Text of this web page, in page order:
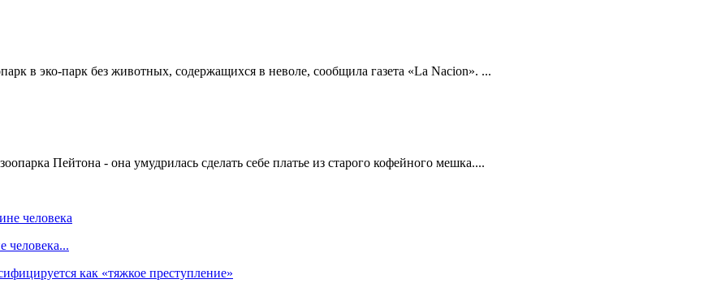
в эко-парк без животных, содержащихся в неволе, сообщила газета «La Nacion». ...
Пейтона - она умудрилась сделать себе платье из старого кофейного мешка....
человека...